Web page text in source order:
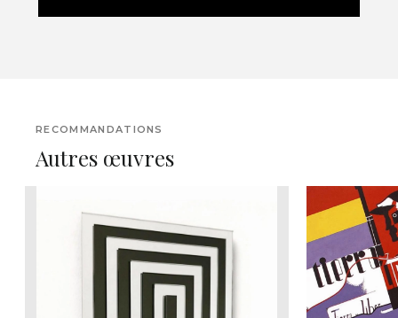
RECOMMANDATIONS
Autres œuvres